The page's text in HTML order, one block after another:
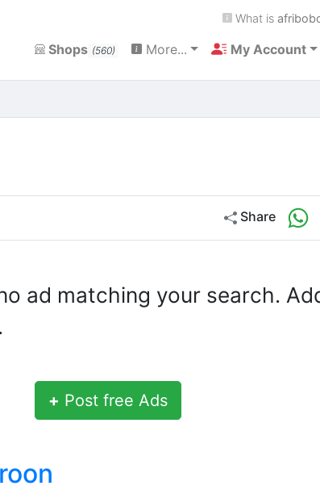
What is
Shops (560) More... My Account
Share
ad matching your search.
+ Post free Ads